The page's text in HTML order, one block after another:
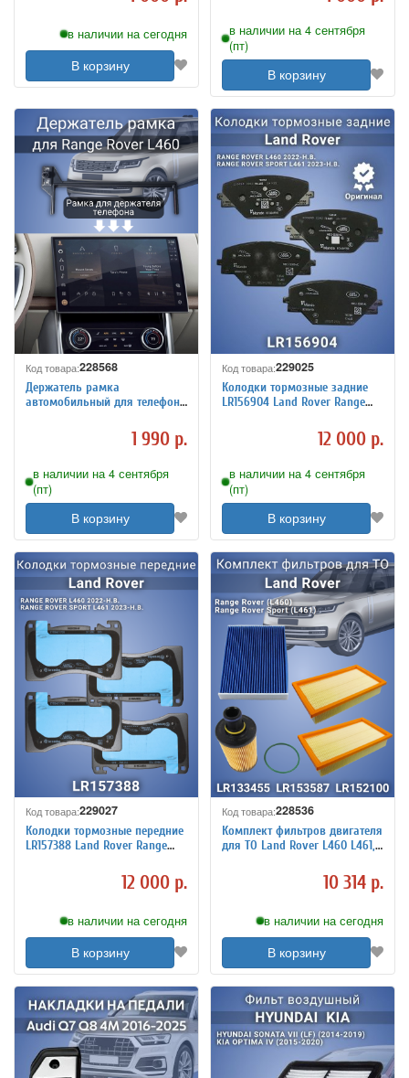
в наличии на сегодня
В корзину
в наличии на 4 сентября
(пт)
В корзину
Код товара:228568
Держатель рамка
автомобильный для телефона
1 990 р.
в наличии на 4 сентября
(пт)
В корзину
Код товара:229025
Колодки тормозные задние
LR156904 Land Rover Range
12 000 р.
в наличии на 4 сентября
(пт)
В корзину
Код товара:229027
Колодки тормозные передние
LR157388 Land Rover Range
12 000 р.
в наличии на сегодня
В корзину
Код товара:228536
Комплект фильтров двигателя
для ТО Land Rover L460 L461,
10 314 р.
в наличии на сегодня
В корзину